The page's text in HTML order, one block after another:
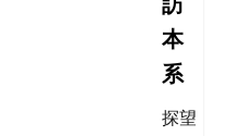
本
系
探望